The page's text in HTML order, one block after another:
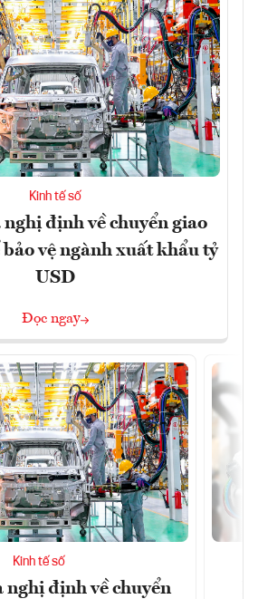
Kinh tế số
định về chuyển giao
bảo vệ ngành xuất khẩu tỷ
USD
Đọc ngay
Kinh tế số
nghị định về chuyển